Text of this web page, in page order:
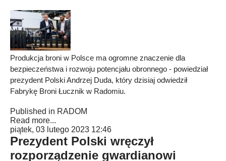
Produkcja broni w Polsce ma ogromne znaczenie dla
bezpieczeństwa i rozwoju potencjału obronnego - powiedział
prezydent Polski Andrzej Duda, który dzisiaj odwiedził
Fabrykę Broni Łucznik w Radomiu.
Published in RADOM
Read more...
piątek, 03 lutego 2023 12:46
Prezydent Polski wręczył
rozporządzenie gwardianowi